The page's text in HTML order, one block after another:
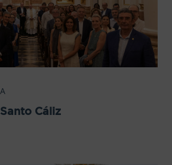
Cáliz